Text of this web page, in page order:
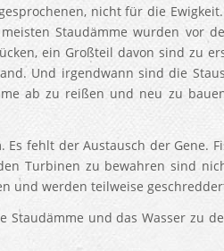
nicht für die
Staudämme wurden vor
ein Großteil davon sind zu
Und irgendwann sind die
ab zu reißen und neu zu
fehlt der Austausch der Gene.
Turbinen zu bewahren sind
und werden teilweise
Staudämme und das Wasser zu